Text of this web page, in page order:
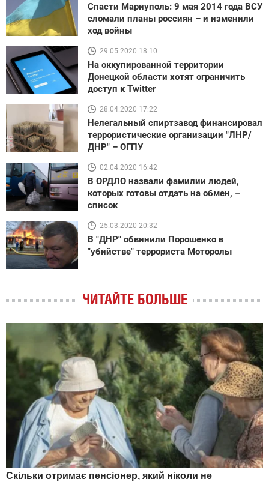
Спасти Мариуполь: 9 мая 2014 года ВСУ
сломали планы россиян – и изменили
ход войны
29.05.2020 18:10
На оккупированной территории
Донецкой области хотят ограничить
доступ к Twitter
28.04.2020 17:22
Нелегальный спиртзавод финансировал
террористические организации "ЛНР/
ДНР" – ОГПУ
02.04.2020 16:42
В ОРДЛО назвали фамилии людей,
которых готовы отдать на обмен, –
список
25.03.2020 20:32
В "ДНР" обвинили Порошенко в
"убийстве" террориста Моторолы
ЧИТАЙТЕ БОЛЬШЕ